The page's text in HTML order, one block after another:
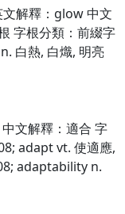
解釋：glow 中文
字根分類：前綴字
白熱, 白熾, 明亮
文解釋：適合 字
adapt vt. 使適應,
adaptability n.